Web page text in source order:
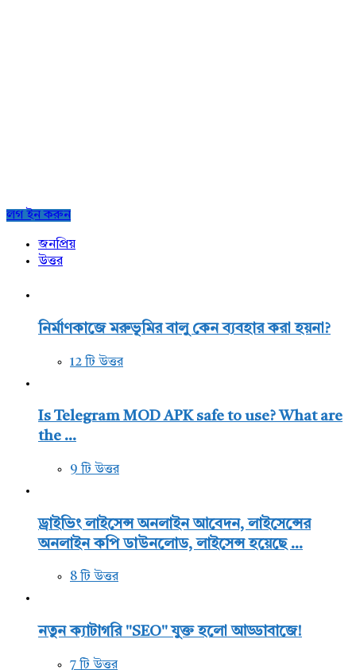
Sidebar
লগ ইন করুন
জনপ্রিয়
উত্তর
নির্মাণকাজে মরুভূমির বালু কেন ব্যবহার করা হয়না?
12 টি উত্তর
Is Telegram MOD APK safe to use? What are
the ...
9 টি উত্তর
ড্রাইভিং লাইসেন্স অনলাইন আবেদন, লাইসেন্সের
অনলাইন কপি ডাউনলোড, লাইসেন্স হয়েছে ...
8 টি উত্তর
নতুন ক্যাটাগরি "SEO" যুক্ত হলো আড্ডাবাজে!
7 টি উত্তর